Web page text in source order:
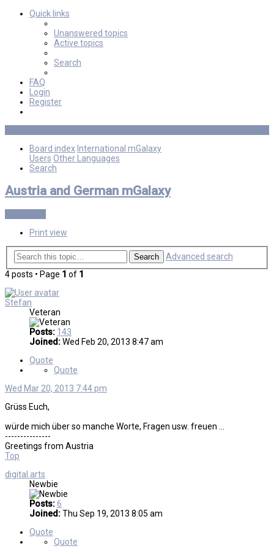
Quick links
Unanswered topics
Active topics
Search
FAQ
Login
Register
Board index International mGalaxy
Users Other Languages
Search
Austria and German mGalaxy
Print view
Search
Advanced search
4 posts • Page 1 of 1
Stefan
Veteran
Posts: 143
Joined:Wed Feb 20, 2013 8:47 am
Quote
Quote
Wed Mar 20, 2013 7:44 pm
Grüss Euch,
würde mich über so manche Worte, Fragen usw. freuen ...
---------------
Greetings from Austria
Top
digital.arts
Newbie
Posts:6
Joined:Thu Sep 19, 2013 8:05 am
Quote
Quote